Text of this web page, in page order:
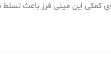
کمکی این مینی فرز باعث تسلط